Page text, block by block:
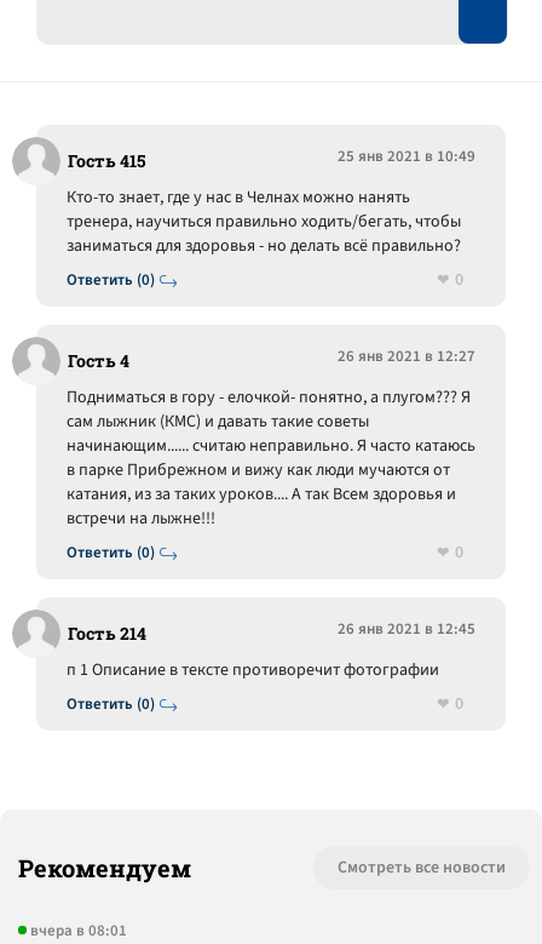
Гость 415 25 янв 2021 в 10:49
Ответить (0)
Кто-то знает, где у нас в Челнах можно нанять
тренера, научиться правильно ходить/бегать, чтобы
заниматься для здоровья - но делать всё правильно?
0
Гость 4 26 янв 2021 в 12:27
Ответить (0)
Подниматься в гору - елочкой- понятно, а плугом??? Я
сам лыжник (КМС) и давать такие советы
начинающим...... считаю неправильно. Я часто катаюсь
в парке Прибрежном и вижу как люди мучаются от
катания, из за таких уроков.... А так Всем здоровья и
встречи на лыжне!!!
0
Гость 214 26 янв 2021 в 12:45
Ответить (0)
п 1 Описание в тексте противоречит фотографии
0
Рекомендуем Смотреть все новости
вчера в 08:01